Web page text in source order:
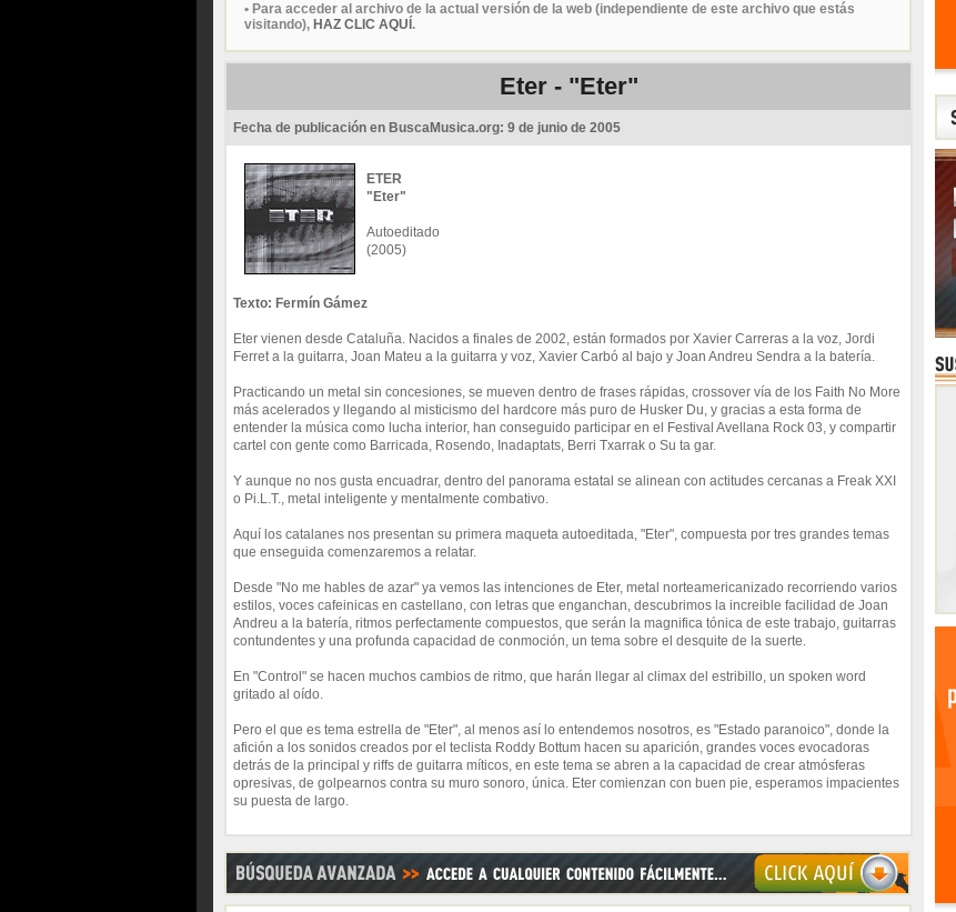
• Para acceder al archivo de la actual versión de la web (independiente de este archivo que estás
visitando), HAZ CLIC AQUÍ .
Eter - "Eter"
Fecha de publicación en BuscaMusica.org: 9 de junio de 2005
ETER
"Eter"
Autoeditado
(2005)
Texto: Fermín Gámez
Eter vienen desde Cataluña. Nacidos a finales de 2002, están formados por Xavier Carreras a la voz, Jordi
Ferret a la guitarra, Joan Mateu a la guitarra y voz, Xavier Carbó al bajo y Joan Andreu Sendra a la batería.
Practicando un metal sin concesiones, se mueven dentro de frases rápidas, crossover vía de los Faith No More
más acelerados y llegando al misticismo del hardcore más puro de Husker Du, y gracias a esta forma de
entender la música como lucha interior, han conseguido participar en el Festival Avellana Rock 03, y compartir
cartel con gente como Barricada, Rosendo, Inadaptats, Berri Txarrak o Su ta gar.
Y aunque no nos gusta encuadrar, dentro del panorama estatal se alinean con actitudes cercanas a Freak XXI
o Pi.L.T., metal inteligente y mentalmente combativo.
Aquí los catalanes nos presentan su primera maqueta autoeditada, "Eter", compuesta por tres grandes temas
que enseguida comenzaremos a relatar.
Desde "No me hables de azar" ya vemos las intenciones de Eter, metal norteamericanizado recorriendo varios
estilos, voces cafeinicas en castellano, con letras que enganchan, descubrimos la increible facilidad de Joan
Andreu a la batería, ritmos perfectamente compuestos, que serán la magnifica tónica de este trabajo, guitarras
contundentes y una profunda capacidad de conmoción, un tema sobre el desquite de la suerte.
En "Control" se hacen muchos cambios de ritmo, que harán llegar al climax del estribillo, un spoken word
gritado al oído.
Pero el que es tema estrella de "Eter", al menos así lo entendemos nosotros, es "Estado paranoico", donde la
afición a los sonidos creados por el teclista Roddy Bottum hacen su aparición, grandes voces evocadoras
detrás de la principal y riffs de guitarra míticos, en este tema se abren a la capacidad de crear atmósferas
opresivas, de golpearnos contra su muro sonoro, única. Eter comienzan con buen pie, esperamos impacientes
su puesta de largo.